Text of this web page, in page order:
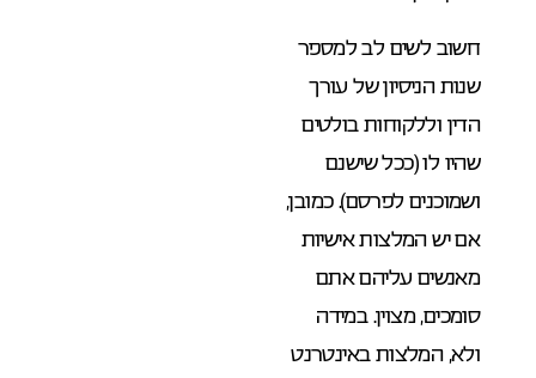
חשוב לשים לב למספר
שנות הניסיון של עורך
הדין וללקוחות בולטים
שהיו לו (ככל שישנם
ושמוכנים לפרסם). כמובן,
אם יש המלצות אישיות
מאנשים עליהם אתם
סומכים, מצוין. במידה
ולא, המלצות באינטרנט